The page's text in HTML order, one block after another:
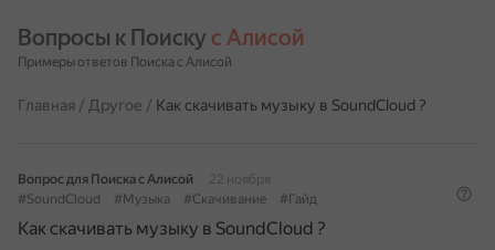
Вопросы к Поиску с Алисой
Примеры ответов Поиска с Алисой
Главная / Другое / Как скачивать музыку в SoundCloud ?
Вопрос для Поиска с Алисой
22 ноября
#SoundCloud
#Музыка #Скачивание #Гайд
Как скачивать музыку в SoundCloud ?